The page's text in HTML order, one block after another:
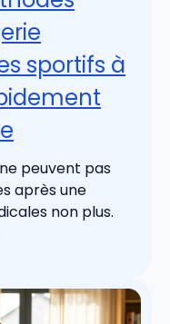
sportifs à
peuvent pas
après une
non plus.